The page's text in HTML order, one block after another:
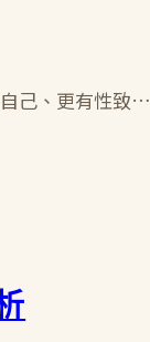
己、更有性致…